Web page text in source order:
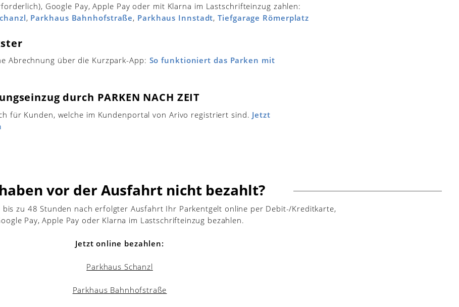
Google Pay, Apple Pay oder mit Klarna im Lastschrifteinzug zahlen:
, Parkhaus Bahnhofstraße, Parkhaus Innstadt,Tiefgarage Römerplatz
Abrechnung über die Kurzpark-App: So funktioniert das Parken mit
durch PARKEN NACH ZEIT
für Kunden, welche im Kundenportal von Arivo registriert sind. Jetzt
vor der Ausfahrt nicht bezahlt?
bis zu 48 Stunden nach erfolgter Ausfahrt Ihr Parkentgelt online per Debit-/Kreditkarte,
Pay, Apple Pay oder Klarna im Lastschrifteinzug bezahlen.
Jetzt online bezahlen:
Parkhaus Schanzl
Parkhaus Bahnhofstraße